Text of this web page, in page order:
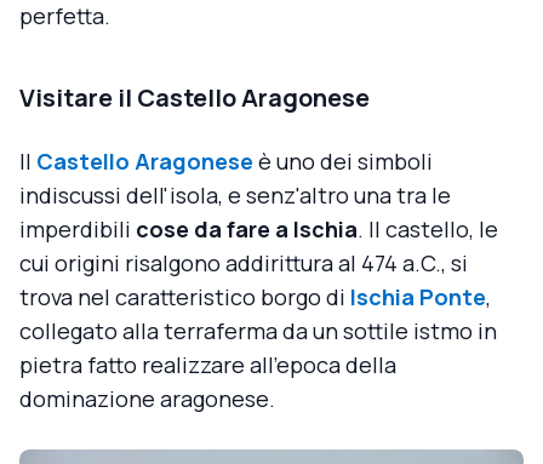
perfetta.
Visitare il Castello Aragonese
Il Castello Aragonese è uno dei simboli
indiscussi dell'isola, e senz'altro una tra le
imperdibili cose da fare a Ischia. Il castello, le
cui origini risalgono addirittura al 474 a.C., si
trova nel caratteristico borgo di Ischia Ponte,
collegato alla terraferma da un sottile istmo in
pietra fatto realizzare all'epoca della
dominazione aragonese.